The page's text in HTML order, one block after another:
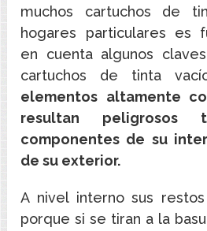
muchos cartuchos de
hogares particulares es
en cuenta algunos
cartuchos de tinta
elementos altamente
resultan
componentes de su
de su exterior.
A nivel interno sus
porque si se tiran a la